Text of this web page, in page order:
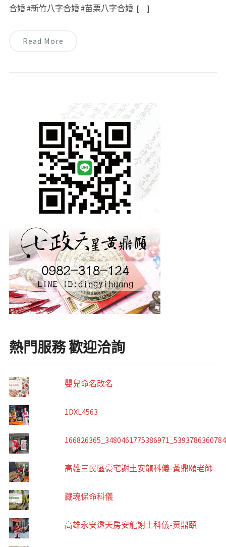
合婚 #新竹八字合婚 #苗栗八字合婚 […]
Read More
熱門服務 歡迎洽詢
嬰兒命名改名
1DXL4563
高雄三民區豪宅謝土安龍科儀-黃鼎頤老師
藏魂保命科儀
高雄永安透天房安龍謝土科儀-黃鼎頤